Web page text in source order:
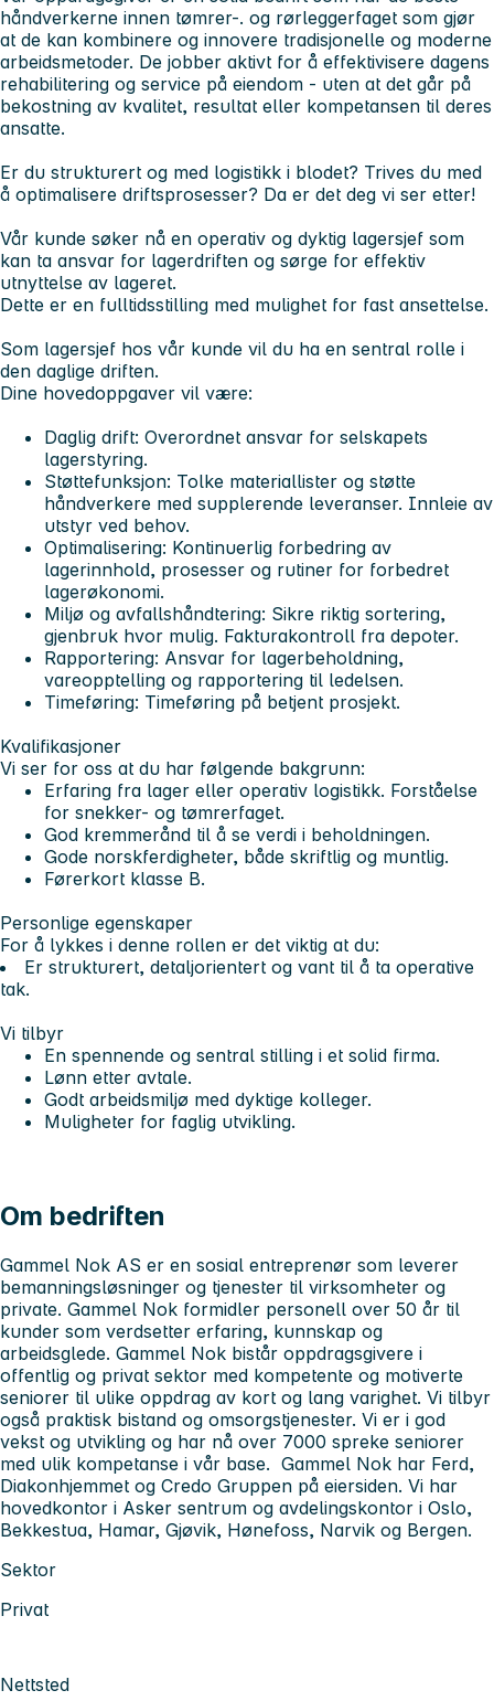
håndverkerne innen tømrer-. og rørleggerfaget som gjør
at de kan kombinere og innovere tradisjonelle og moderne
arbeidsmetoder. De jobber aktivt for å effektivisere dagens
rehabilitering og service på eiendom - uten at det går på
bekostning av kvalitet, resultat eller kompetansen til deres
ansatte.
Er du strukturert og med logistikk i blodet? Trives du med
å optimalisere driftsprosesser? Da er det deg vi ser etter!
Vår kunde søker nå en operativ og dyktig lagersjef som
kan ta ansvar for lagerdriften og sørge for effektiv
utnyttelse av lageret.
Dette er en fulltidsstilling med mulighet for fast ansettelse.
Som lagersjef hos vår kunde vil du ha en sentral rolle i
den daglige driften.
Dine hovedoppgaver vil være:
Daglig drift: Overordnet ansvar for selskapets
lagerstyring.
Støttefunksjon: Tolke materiallister og støtte
håndverkere med supplerende leveranser. Innleie av
utstyr ved behov.
Optimalisering: Kontinuerlig forbedring av
lagerinnhold, prosesser og rutiner for forbedret
lagerøkonomi.
Miljø og avfallshåndtering: Sikre riktig sortering,
gjenbruk hvor mulig. Fakturakontroll fra depoter.
Rapportering: Ansvar for lagerbeholdning,
vareopptelling og rapportering til ledelsen.
Timeføring: Timeføring på betjent prosjekt.
Kvalifikasjoner
Vi ser for oss at du har følgende bakgrunn:
Erfaring fra lager eller operativ logistikk. Forståelse
for snekker- og tømrerfaget.
God kremmerånd til å se verdi i beholdningen.
Gode norskferdigheter, både skriftlig og muntlig.
Førerkort klasse B.
Personlige egenskaper
For å lykkes i denne rollen er det viktig at du:
Er strukturert, detaljorientert og vant til å ta operative
tak.
Vi tilbyr
En spennende og sentral stilling i et solid firma.
Lønn etter avtale.
Godt arbeidsmiljø med dyktige kolleger.
Muligheter for faglig utvikling.
Om bedriften
Gammel Nok AS er en sosial entreprenør som leverer
bemanningsløsninger og tjenester til virksomheter og
private. Gammel Nok formidler personell over 50 år til
kunder som verdsetter erfaring, kunnskap og
arbeidsglede. Gammel Nok bistår oppdragsgivere i
offentlig og privat sektor med kompetente og motiverte
seniorer til ulike oppdrag av kort og lang varighet. Vi tilbyr
også praktisk bistand og omsorgstjenester. Vi er i god
vekst og utvikling og har nå over 7000 spreke seniorer
med ulik kompetanse i vår base. Gammel Nok har Ferd,
Diakonhjemmet og Credo Gruppen på eiersiden. Vi har
hovedkontor i Asker sentrum og avdelingskontor i Oslo,
Bekkestua, Hamar, Gjøvik, Hønefoss, Narvik og Bergen.
Sektor
Privat
Nettsted